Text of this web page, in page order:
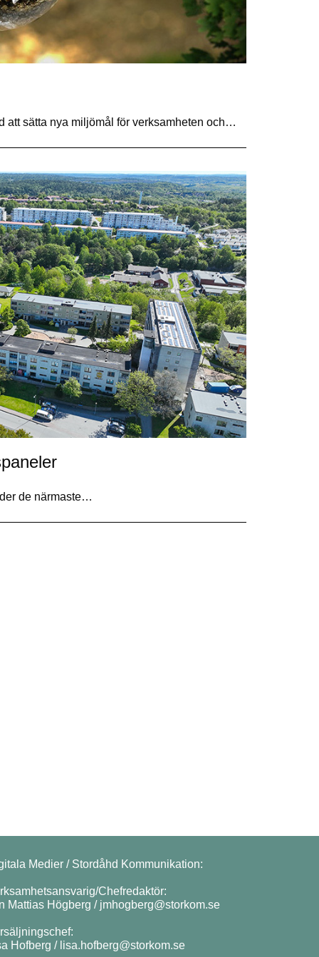
att sätta nya miljömål för verksamheten och…
de närmaste…
Medier / Stordåhd Kommunikation:
Chefredaktör:
Mattias Högberg / jmhogberg@storkom.se
Hofberg / lisa.hofberg@storkom.se